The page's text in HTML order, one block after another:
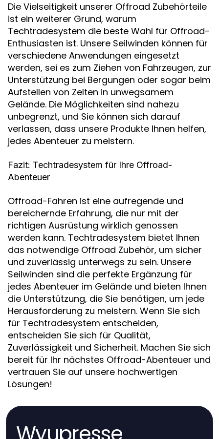
Die Vielseitigkeit unserer Offroad Zubehörteile
ist ein weiterer Grund, warum
Techtradesystem die beste Wahl für Offroad-
Enthusiasten ist. Unsere Seilwinden können für
verschiedene Anwendungen eingesetzt
werden, sei es zum Ziehen von Fahrzeugen, zur
Unterstützung bei Bergungen oder sogar beim
Aufstellen von Zelten in unwegsamem
Gelände. Die Möglichkeiten sind nahezu
unbegrenzt, und Sie können sich darauf
verlassen, dass unsere Produkte Ihnen helfen,
jedes Abenteuer zu meistern.
Fazit: Techtradesystem für Ihre Offroad-
Abenteuer
Offroad-Fahren ist eine aufregende und
bereichernde Erfahrung, die nur mit der
richtigen Ausrüstung wirklich genossen
werden kann. Techtradesystem bietet Ihnen
das notwendige Offroad Zubehör, um sicher
und zuverlässig unterwegs zu sein. Unsere
Seilwinden sind die perfekte Ergänzung für
jedes Abenteuer im Gelände und bieten Ihnen
die Unterstützung, die Sie benötigen, um jede
Herausforderung zu meistern. Wenn Sie sich
für Techtradesystem entscheiden,
entscheiden Sie sich für Qualität,
Zuverlässigkeit und Sicherheit. Machen Sie sich
bereit für Ihr nächstes Offroad-Abenteuer und
vertrauen Sie auf unsere hochwertigen
Lösungen!